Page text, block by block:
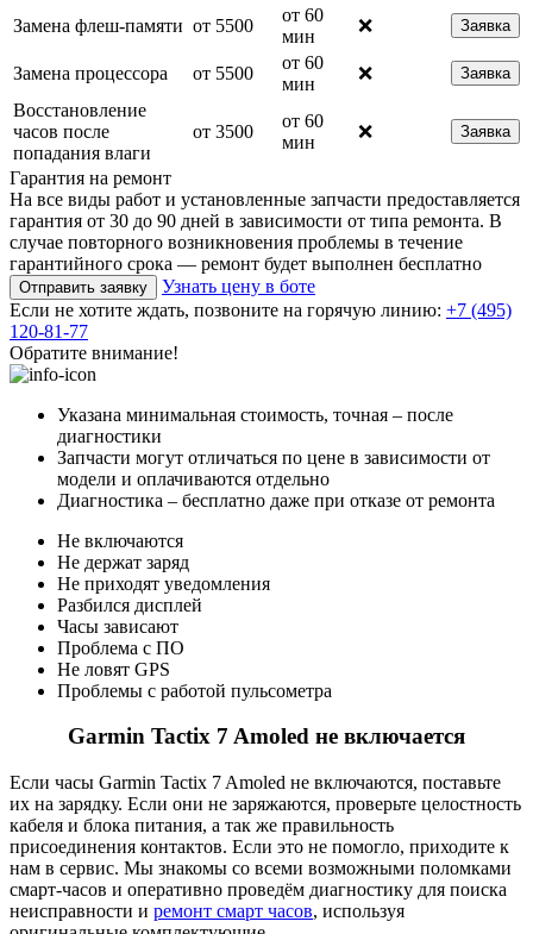
Замена флеш-памяти от 5500
от 60
мин
❌ Заявка
Замена процессора от 5500
от 60
мин
❌ Заявка
Восстановление
часов после
попадания влаги
от 3500
от 60
мин
❌ Заявка
Гарантия на ремонт
На все виды работ и установленные запчасти предоставляется
гарантия от 30 до 90 дней в зависимости от типа ремонта. В
случае повторного возникновения проблемы в течение
гарантийного срока — ремонт будет выполнен бесплатно
Отправить заявку
Узнать цену в боте
Если не хотите ждать, позвоните на горячую линию: +7 (495)
120-81-77
Обратите внимание!
Указана минимальная стоимость, точная – после
диагностики
Запчасти могут отличаться по цене в зависимости от
модели и оплачиваются отдельно
Диагностика – бесплатно даже при отказе от ремонта
Не включаются
Не держат заряд
Не приходят уведомления
Разбился дисплей
Часы зависают
Проблема с ПО
Не ловят GPS
Проблемы с работой пульсометра
Garmin Tactix 7 Amoled не включается
Если часы Garmin Tactix 7 Amoled не включаются, поставьте
их на зарядку. Если они не заряжаются, проверьте целостность
кабеля и блока питания, а так же правильность
присоединения контактов. Если это не помогло, приходите к
нам в сервис. Мы знакомы со всеми возможными поломками
смарт-часов и оперативно проведём диагностику для поиска
неисправности и ремонт смарт часов, используя